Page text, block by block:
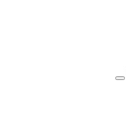
بحث